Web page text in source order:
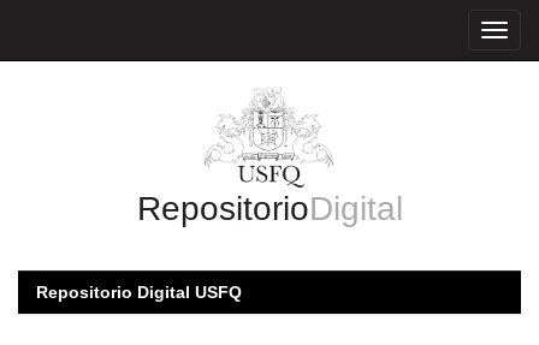
RepositorioDigital
Repositorio Digital USFQ